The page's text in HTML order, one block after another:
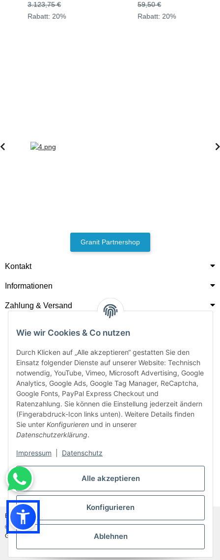
Alle akzeptieren
Konfigurieren
Ablehnen
Wie wir Cookies & Co nutzen
Durch Klicken auf „Alle akzeptieren“ gestatten Sie den
Einsatz folgender Dienste auf unserer Website: Technisch
notwendig, YouTube, Vimeo, Microsoft Advertising, Google
Analytics, Google Ads, Google Tag Manager, ReCaptcha,
Google Fonts, PayPal Express Checkout und
Ratenzahlung. Sie können die Einstellung jederzeit ändern
(Fingerabdruck-Icon links unten). Weitere Details finden
Sie unter Konfigurieren und in unserer
Datenschutzerklärung.
Impressum Datenschutz
0400676190
3.123,75 €
Rabatt:20%
59,50 €
Rabatt:20%
Granit Partnershop
Kontakt
Informationen
Zahlung & Versand
Vertrag widerrufen
Bildnachweis:
© MDM Handelsgesellschaft mbH, Meier-Diesel-Motoren, 31832 Springe-
Gestorf, Germany
Besucherzähler: 46957935